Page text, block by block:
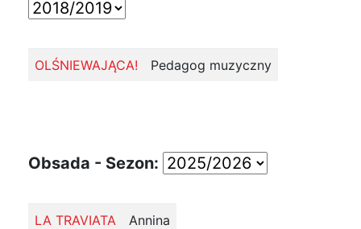
OLŚNIEWAJĄCA! Pedagog muzyczny
Obsada - Sezon:
LA TRAVIATA Annina